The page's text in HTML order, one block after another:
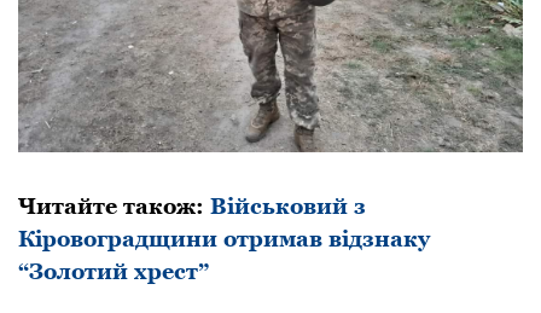
Читайте також: Військовий з
Кіровоградщини отримав відзнаку
“Золотий хрест”